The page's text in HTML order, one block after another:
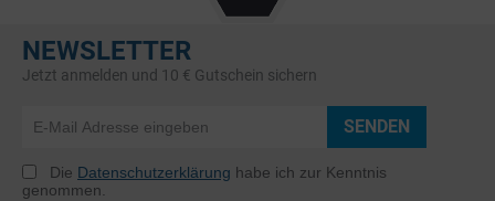
NEWSLETTER
Jetzt anmelden und 10 € Gutschein sichern
SENDEN
Die Datenschutzerklärung habe ich zur Kenntnis
genommen.